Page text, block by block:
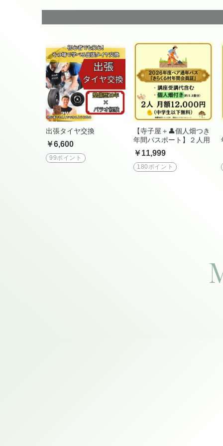
出張タイヤ交換
￥6,600
99ポイント
【寺子屋＋👤個人畑つき
年間パスポート】２人用
￥11,999
180ポイント